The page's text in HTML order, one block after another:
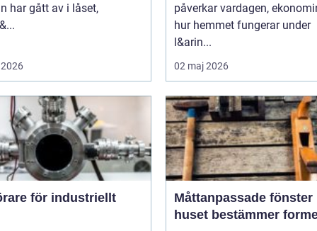
har gått av i låset,
påverkar vardagen,
hur hemmet fungerar under
l&arin...
02 maj 2026
för industriellt
Måttanpassade fönster när
huset bestämmer